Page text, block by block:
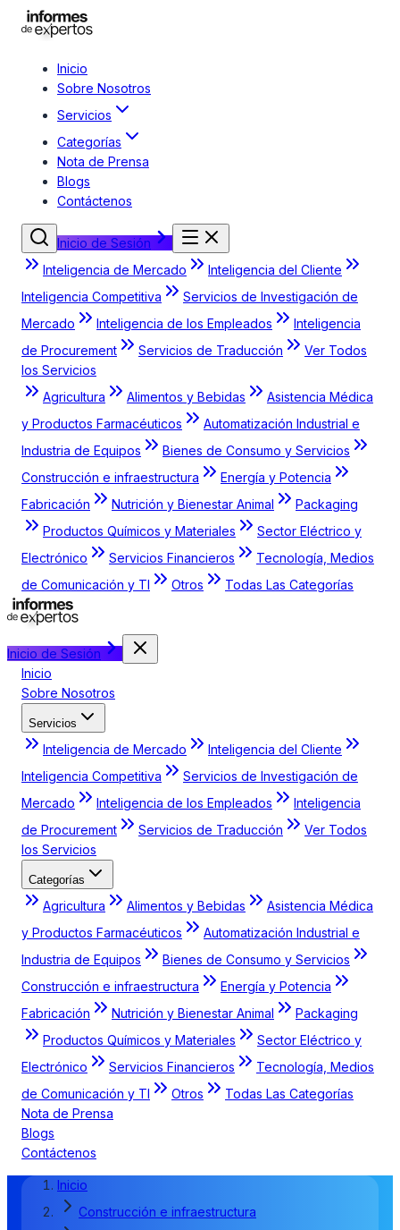
Inicio
Sobre Nosotros
Servicios
Categorías
Nota de Prensa
Blogs
Contáctenos
Inicio de Sesión
Inteligencia de Mercado
Inteligencia del Cliente
Inteligencia Competitiva
Servicios de Investigación de
Mercado
Inteligencia de los Empleados
Inteligencia
de Procurement
Servicios de Traducción
Ver Todos
los Servicios
Agricultura
Alimentos y Bebidas
Asistencia Médica
y Productos Farmacéuticos
Automatización Industrial e
Industria de Equipos
Bienes de Consumo y Servicios
Construcción e infraestructura
Energía y Potencia
Fabricación
Nutrición y Bienestar Animal
Packaging
Productos Químicos y Materiales
Sector Eléctrico y
Electrónico
Servicios Financieros
Tecnología, Medios
de Comunicación y TI
Otros Todas Las Categorías
Inicio de Sesión
Inicio
Sobre Nosotros
Servicios
Inteligencia de Mercado
Inteligencia del Cliente
Inteligencia Competitiva
Servicios de Investigación de
Mercado
Inteligencia de los Empleados
Inteligencia
de Procurement
Servicios de Traducción
Ver Todos
los Servicios
Categorías
Agricultura Alimentos y Bebidas
Asistencia Médica
y Productos Farmacéuticos
Automatización Industrial e
Industria de Equipos
Bienes de Consumo y Servicios
Construcción e infraestructura
Energía y Potencia
Fabricación
Nutrición y Bienestar Animal
Packaging
Productos Químicos y Materiales
Sector Eléctrico y
Electrónico
Servicios Financieros
Tecnología, Medios
de Comunicación y TI
Otros
Todas Las Categorías
Nota de Prensa
Blogs
Contáctenos
Inicio
Construcción e infraestructura